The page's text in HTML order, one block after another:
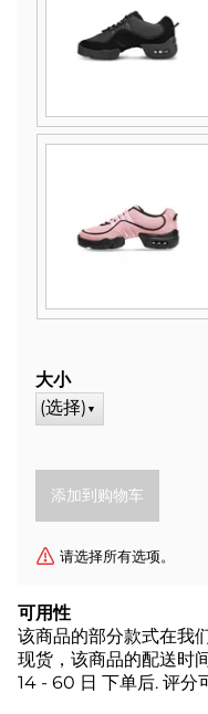
大小
(选择) ▼
请选择所有选项。
可用性
该商品的部分款式在我
现货，该商品的配送时
14 - 60 日 下单后. 评分